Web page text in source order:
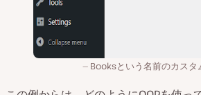
Booksという名前のカス